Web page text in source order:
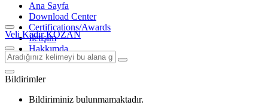
Ana Sayfa
Download Center
Certifications/Awards
İletişim
Hakkımda
Veli Kadir KOZAN
Bildirimler
Bildiriminiz bulunmamaktadır.